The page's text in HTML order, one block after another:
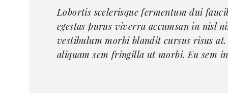
Lobortis scelerisque fermentum dui
egestas purus viverra accumsan in nisl
vestibulum morbi blandit cursus risus
aliquam sem fringilla ut morbi. Eu sem